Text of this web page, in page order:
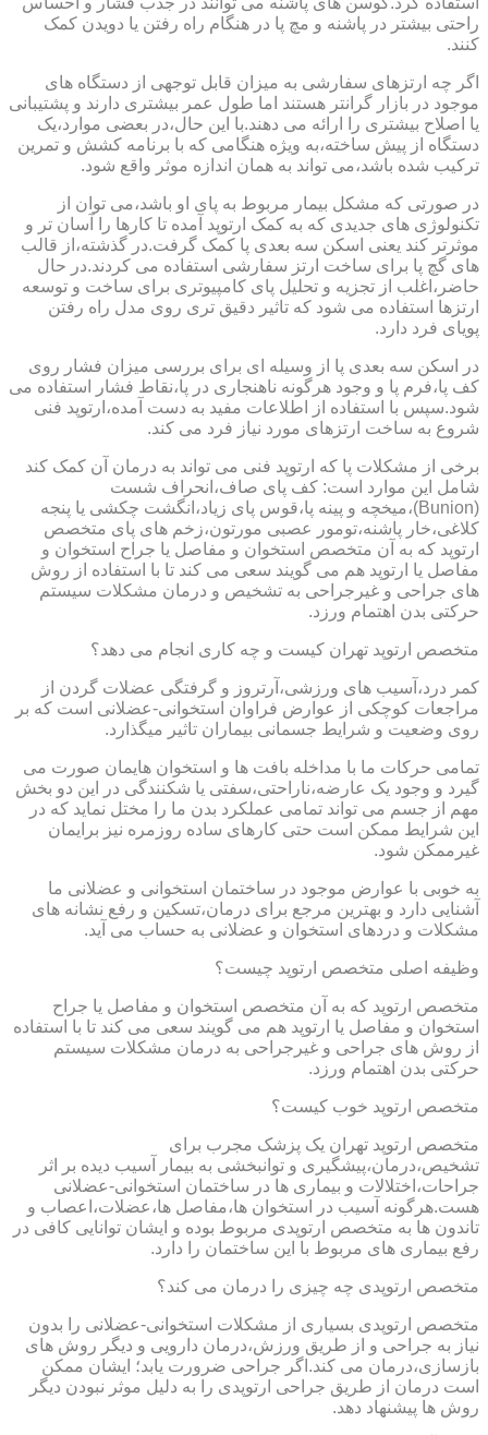
راحتی بیشتر در پاشنه و مچ پا در هنگام راه رفتن یا دویدن کمک
کنند.
اگر چه ارتزهای سفارشی به میزان قابل توجهی از دستگاه های
موجود در بازار گرانتر هستند اما طول عمر بیشتری دارند و پشتیبانی
یا اصلاح بیشتری را ارائه می دهند.با این حال،در بعضی موارد،یک
دستگاه از پیش ساخته،به ویژه هنگامی که با برنامه کشش و تمرین
ترکیب شده باشد،می تواند به همان اندازه موثر واقع شود.
در صورتی که مشکل بیمار مربوط به پای او باشد،می توان از
تکنولوژی های جدیدی که به کمک ارتوپد آمده تا کارها را آسان تر و
موثرتر کند یعنی اسکن سه بعدی پا کمک گرفت.در گذشته،از قالب
های گچ پا برای ساخت ارتز سفارشی استفاده می کردند.در حال
حاضر،اغلب از تجزیه و تحلیل پای کامپیوتری برای ساخت و توسعه
ارتزها استفاده می شود که تاثیر دقیق تری روی مدل راه رفتن
پویای فرد دارد.
در اسکن سه بعدی پا از وسیله ای برای بررسی میزان فشار روی
کف پا،فرم پا و وجود هرگونه ناهنجاری در پا،نقاط فشار استفاده می
شود.سپس با استفاده از اطلاعات مفید به دست آمده،ارتوپد فنی
شروع به ساخت ارتزهای مورد نیاز فرد می کند.
برخی از مشکلات پا که ارتوپد فنی می تواند به درمان آن کمک کند
شامل این موارد است: کف پای صاف،انحراف شست
(Bunion)،میخچه و پینه پا،قوس پای زیاد،انگشت چکشی یا پنجه
کلاغی،خار پاشنه،تومور عصبی مورتون،زخم های پای متخصص
ارتوپد که به آن متخصص استخوان و مفاصل یا جراح استخوان و
مفاصل یا ارتوپد هم می گویند سعی می کند تا با استفاده از روش
های جراحی و غیرجراحی به تشخیص و درمان مشکلات سیستم
حرکتی بدن اهتمام ورزد.
متخصص ارتوپد تهران کیست و چه کاری انجام می دهد؟
کمر درد،آسیب های ورزشی،آرتروز و گرفتگی عضلات گردن از
مراجعات کوچکی از عوارض فراوان استخوانی-عضلانی است که بر
روی وضعیت و شرایط جسمانی بیماران تاثیر میگذارد.
تمامی حرکات ما با مداخله بافت ها و استخوان هایمان صورت می
گیرد و وجود یک عارضه،ناراحتی،سفتی یا شکنندگی در این دو بخش
مهم از جسم می تواند تمامی عملکرد بدن ما را مختل نماید که در
این شرایط ممکن است حتی کارهای ساده روزمره نیز برایمان
غیرممکن شود.
به خوبی با عوارض موجود در ساختمان استخوانی و عضلانی ما
آشنایی دارد و بهترین مرجع برای درمان،تسکین و رفع نشانه های
مشکلات و دردهای استخوان و عضلانی به حساب می آید.
وظیفه اصلی متخصص ارتوپد چیست؟
متخصص ارتوپد که به آن متخصص استخوان و مفاصل یا جراح
استخوان و مفاصل یا ارتوپد هم می گویند سعی می کند تا با استفاده
از روش های جراحی و غیرجراحی به درمان مشکلات سیستم
حرکتی بدن اهتمام ورزد.
متخصص ارتوپد خوب کیست؟
متخصص ارتوپد تهران یک پزشک مجرب برای
تشخیص،درمان،پیشگیری و توانبخشی به بیمار آسیب دیده بر اثر
جراحات،اختلالات و بیماری ها در ساختمان استخوانی-عضلانی
هست.هرگونه آسیب در استخوان ها،مفاصل ها،عضلات،اعصاب و
تاندون ها به متخصص ارتوپدی مربوط بوده و ایشان توانایی کافی در
رفع بیماری های مربوط با این ساختمان را دارد.
متخصص ارتوپدی چه چیزی را درمان می کند؟
متخصص ارتوپدی بسیاری از مشکلات استخوانی-عضلانی را بدون
نیاز به جراحی و از طریق ورزش،درمان دارویی و دیگر روش های
بازسازی،درمان می کند.اگر جراحی ضرورت یابد؛ ایشان ممکن
است درمان از طریق جراحی ارتوپدی را به دلیل موثر نبودن دیگر
روش ها پیشنهاد دهد.